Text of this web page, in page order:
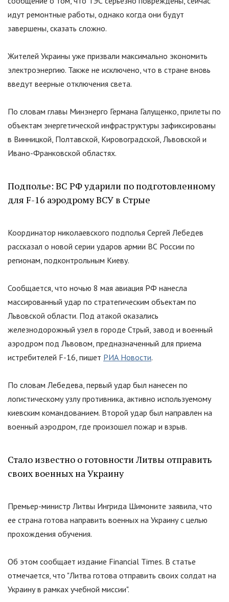
идут ремонтные работы, однако когда они будут
завершены, сказать сложно.
Жителей Украины уже призвали максимально экономить
электроэнергию. Также не исключено, что в стране вновь
введут веерные отключения света.
По словам главы Минэнерго Германа Галущенко, прилеты по
объектам энергетической инфраструктуры зафиксированы
в Винницкой, Полтавской, Кировоградской, Львовской и
Ивано-Франковской областях.
Подполье: ВС РФ ударили по подготовленному
для F-16 аэродрому ВСУ в Стрые
Координатор николаевского подполья Сергей Лебедев
рассказал о новой серии ударов армии ВС России по
регионам, подконтрольным Киеву.
Сообщается, что ночью 8 мая авиация РФ нанесла
массированный удар по стратегическим объектам по
Львовской области. Под атакой оказались
железнодорожный узел в городе Стрый, завод и военный
аэродром под Львовом, предназначенный для приема
истребителей F-16, пишет РИА Новости.
По словам Лебедева, первый удар был нанесен по
логистическому узлу противника, активно используемому
киевским командованием. Второй удар был направлен на
военный аэродром, где произошел пожар и взрыв.
Стало известно о готовности Литвы отправить
своих военных на Украину
Премьер-министр Литвы Ингрида Шимоните заявила, что
ее страна готова направить военных на Украину с целью
прохождения обучения.
Об этом сообщает издание Financial Times. В статье
отмечается, что "Литва готова отправить своих солдат на
Украину в рамках учебной миссии".